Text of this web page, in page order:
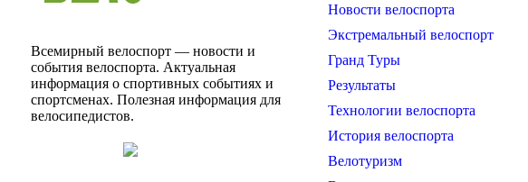
Всемирный велоспорт — новости и
события велоспорта. Актуальная
информация о спортивных событиях и
спортсменах. Полезная информация для
велосипедистов.
Новости велоспорта
Экстремальный велоспорт
Гранд Туры
Результаты
Технологии велоспорта
История велоспорта
Велотуризм